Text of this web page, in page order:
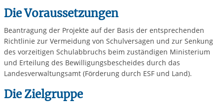
Die Voraussetzungen
Beantragung der Projekte auf der Basis der entsprechenden
Richtlinie zur Vermeidung von Schulversagen und zur Senkung
des vorzeitigen Schulabbruchs beim zuständigen Ministerium
und Erteilung des Bewilligungsbescheides durch das
Landesverwaltungsamt (Förderung durch ESF und Land).
Die Zielgruppe